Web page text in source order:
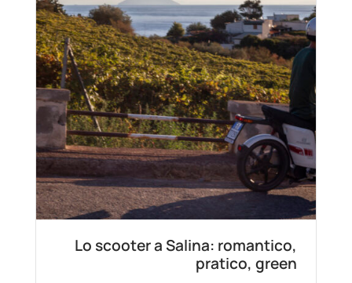
Lo scooter a Salina: romantico,
pratico, green